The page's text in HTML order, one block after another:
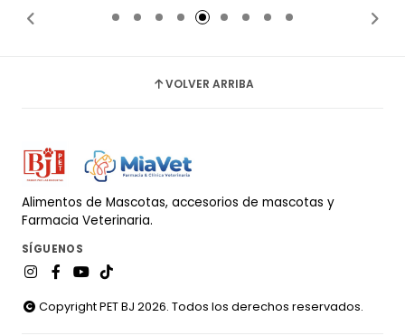
VOLVER ARRIBA
Alimentos de Mascotas, accesorios de mascotas y
Farmacia Veterinaria.
SÍGUENOS
Copyright PET BJ 2026. Todos los derechos reservados.